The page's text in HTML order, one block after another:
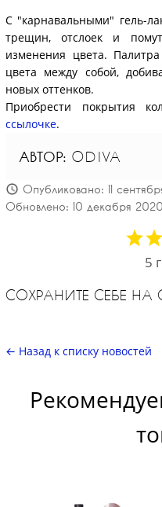
С "карнавальными" гель-
трещин, отслоек и
изменения цвета.
цвета между собой,
новых оттенков.
Приобрести покрытия
ссылочке.
АВТОР: ODIVA
Опубликовано: 11
Обновлено: 10 декабря 2020
5
СОХРАНИТЕ СЕБЕ НА
← Назад к списку новостей